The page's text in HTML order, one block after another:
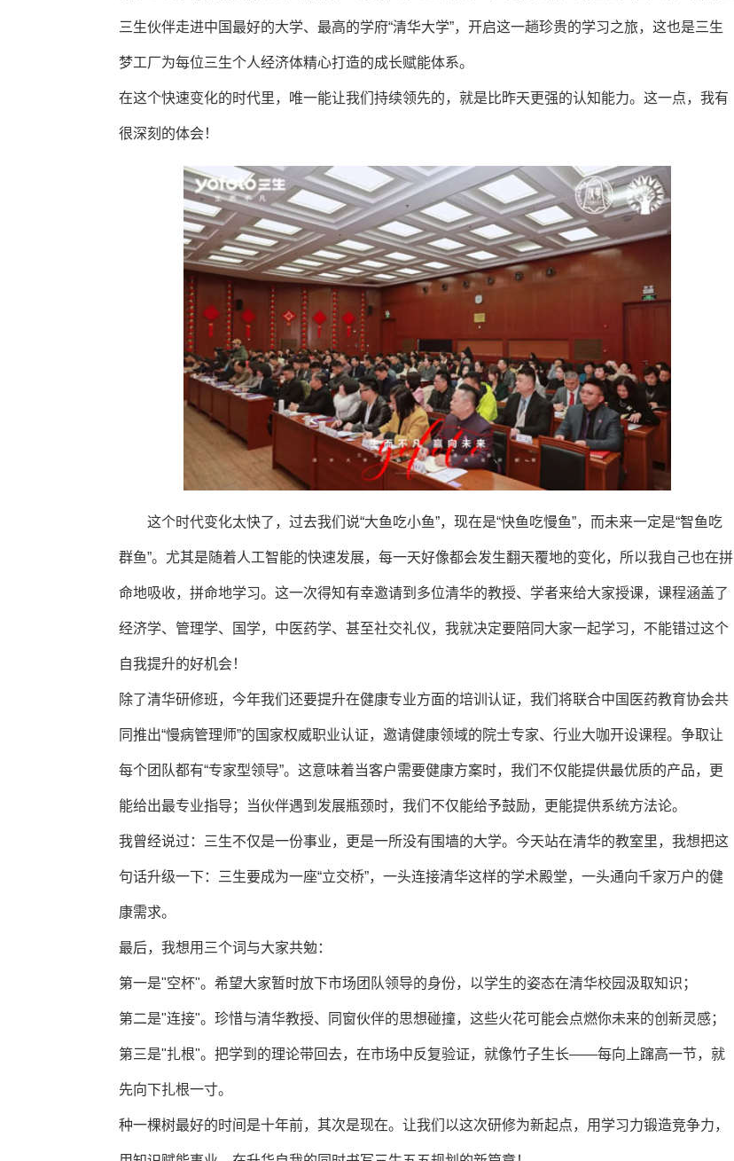
三生伙伴走进中国最好的大学、最高的学府“清华大学”，开启这一趟珍贵的学习之旅，这也是三生
梦工厂为每位三生个人经济体精心打造的成长赋能体系。
在这个快速变化的时代里，唯一能让我们持续领先的，就是比昨天更强的认知能力。这一点，我有
很深刻的体会！
这个时代变化太快了，过去我们说“大鱼吃小鱼”，现在是“快鱼吃慢鱼”，而未来一定是“智鱼吃
群鱼”。尤其是随着人工智能的快速发展，每一天好像都会发生翻天覆地的变化，所以我自己也在拼
命地吸收，拼命地学习。这一次得知有幸邀请到多位清华的教授、学者来给大家授课，课程涵盖了
经济学、管理学、国学，中医药学、甚至社交礼仪，我就决定要陪同大家一起学习，不能错过这个
自我提升的好机会！
除了清华研修班，今年我们还要提升在健康专业方面的培训认证，我们将联合中国医药教育协会共
同推出“慢病管理师”的国家权威职业认证，邀请健康领域的院士专家、行业大咖开设课程。争取让
每个团队都有“专家型领导”。这意味着当客户需要健康方案时，我们不仅能提供最优质的产品，更
能给出最专业指导；当伙伴遇到发展瓶颈时，我们不仅能给予鼓励，更能提供系统方法论。
我曾经说过：三生不仅是一份事业，更是一所没有围墙的大学。今天站在清华的教室里，我想把这
句话升级一下：三生要成为一座“立交桥”，一头连接清华这样的学术殿堂，一头通向千家万户的健
康需求。
最后，我想用三个词与大家共勉：
第一是"空杯"。希望大家暂时放下市场团队领导的身份，以学生的姿态在清华校园汲取知识；
第二是"连接"。珍惜与清华教授、同窗伙伴的思想碰撞，这些火花可能会点燃你未来的创新灵感；
第三是"扎根"。把学到的理论带回去，在市场中反复验证，就像竹子生长——每向上蹿高一节，就
先向下扎根一寸。
种一棵树最好的时间是十年前，其次是现在。让我们以这次研修为新起点，用学习力锻造竞争力，